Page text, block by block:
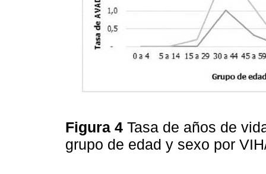
Figura 4 Tasa de años de
grupo de edad y sexo por